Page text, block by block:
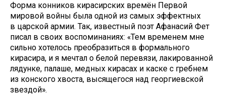
Форма конников кирасирских времён Первой
мировой войны была одной из самых эффектных
в царской армии. Так, известный поэт Афанасий Фет
писал в своих воспоминаниях: «Тем временем мне
сильно хотелось преобразиться в формального
кирасира, и я мечтал о белой перевязи, лакированной
лядунке, палаше, медных кирасах и каске с гребнем
из конского хвоста, высящегося над георгиевской
звездой».